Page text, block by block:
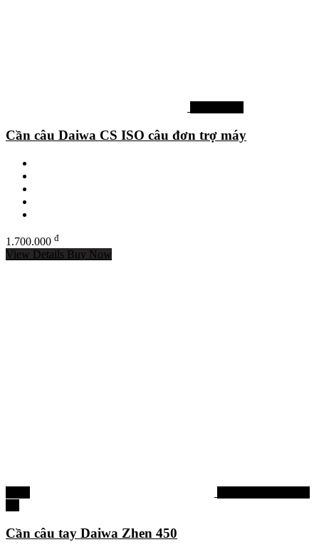
Cần câu Daiwa CS ISO câu đơn trợ máy
1.700.000 đ
View Details Buy Now
Cần câu tay Daiwa Zhen 450